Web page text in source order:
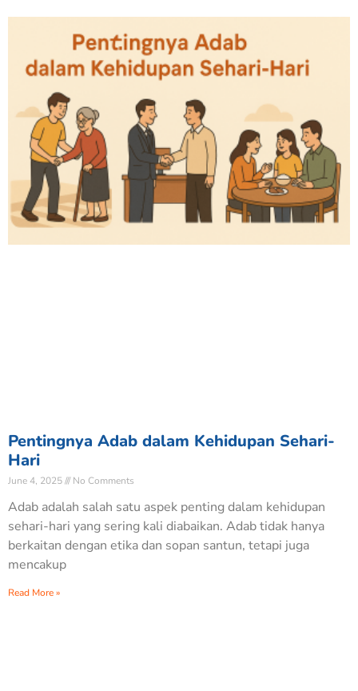
Pentingnya Adab dalam Kehidupan Sehari-
Hari
June 4, 2025 No Comments
Adab adalah salah satu aspek penting dalam kehidupan
sehari-hari yang sering kali diabaikan. Adab tidak hanya
berkaitan dengan etika dan sopan santun, tetapi juga
mencakup
Read More »